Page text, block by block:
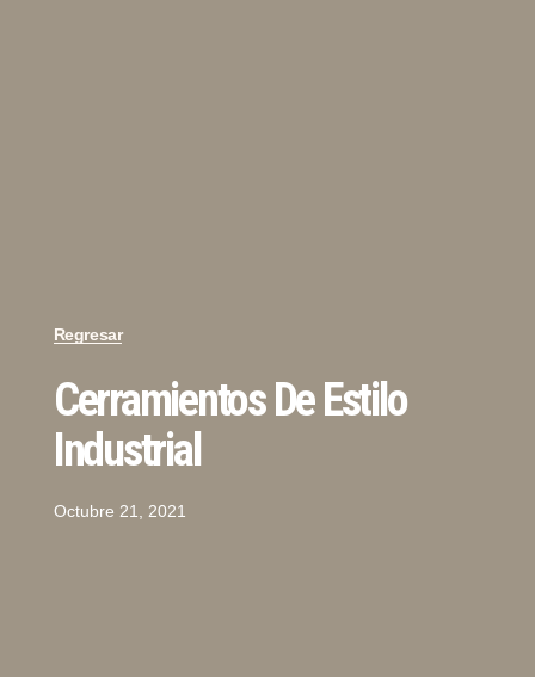
Regresar
Cerramientos De Estilo
Industrial
Octubre 21, 2021